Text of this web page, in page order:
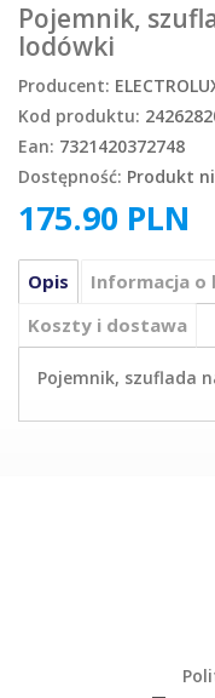
Pojemnik,
lodówki
Producent:
Kod produktu:
Ean: 7321420372748
Dostępność: Produkt
175.90 PLN
Opis
Informacja o
Koszty i dostawa
Pojemnik, szuflada